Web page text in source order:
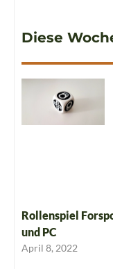
Diese
Rollenspiel
und PC
April 8, 2022